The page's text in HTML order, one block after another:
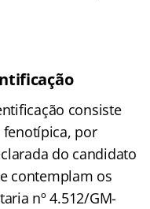
consiste
fenotípica, por
do candidato
contemplam os
nº 4.512/GM-